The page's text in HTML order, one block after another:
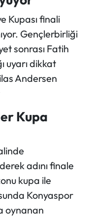
Kupası finali
Gençlerbirliği
sonrası Fatih
uyarı dikkat
Andersen
Kupa
adını finale
kupa ile
Konyaspor
oynanan